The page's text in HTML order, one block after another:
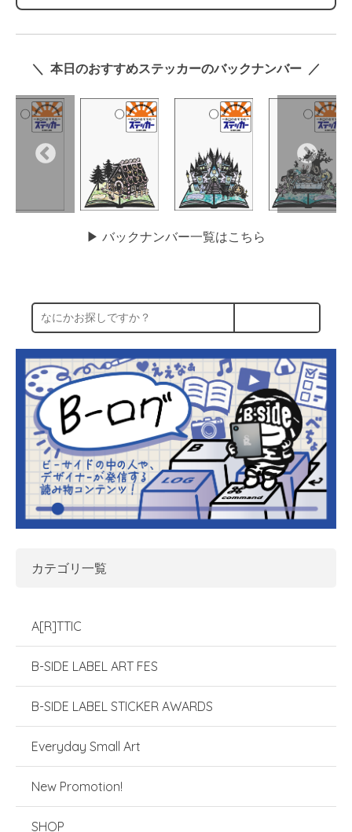
＼ 本日のおすすめステッカーのバックナンバー ／
▶︎ バックナンバー一覧はこちら
カテゴリ一覧
A[R]TTIC
B-SIDE LABEL ART FES
B-SIDE LABEL STICKER AWARDS
Everyday Small Art
New Promotion!
SHOP